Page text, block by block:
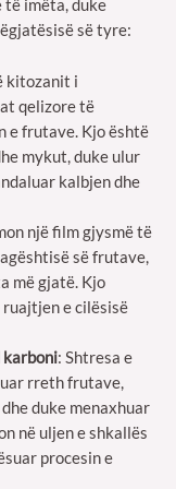
të imëta, duke
së tyre:
kitozanit i
qelizore të
e frutave. Kjo është
mykut, duke ulur
kalbjen dhe
një film gjysmë të
së frutave,
më gjatë. Kjo
e cilësisë
karboni: Shtresa e
rreth frutave,
duke menaxhuar
në uljen e shkallës
procesin e